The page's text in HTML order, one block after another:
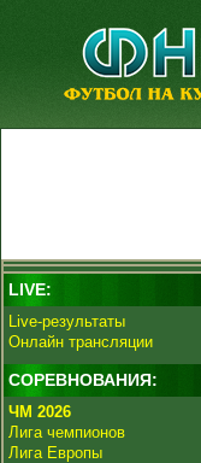
LIVE:
Live-результаты
Онлайн трансляции
СОРЕВНОВАНИЯ:
ЧМ 2026
Лига чемпионов
Лига Европы